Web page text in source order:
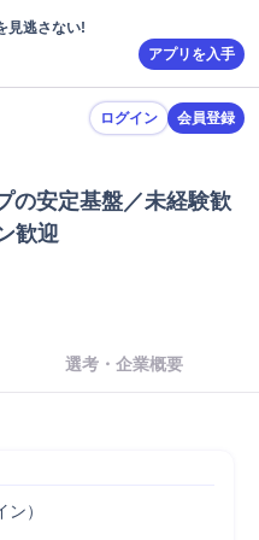
見逃さない!
アプリを入手
ログイン 会員登録
の安定基盤／未経験歓
歓迎
選考・企業概要
）